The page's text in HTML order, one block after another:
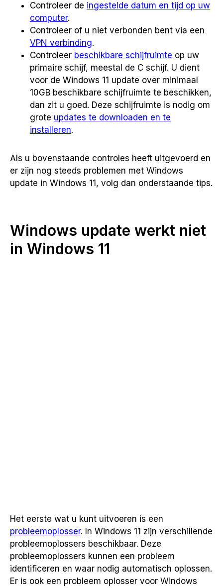
Controleer de ingestelde datum en tijd op uw
computer.
Controleer of u niet verbonden bent via een
VPN verbinding.
Controleer beschikbare schijfruimte op uw
primaire schijf, meestal de C schijf. U dient
voor de Windows 11 update over minimaal
10GB beschikbare schijfruimte te beschikken,
dan zit u goed. Deze schijfruimte is nodig om
grote updates te downloaden en te
installeren.
Als u bovenstaande controles heeft uitgevoerd en
er zijn nog steeds problemen met Windows
update in Windows 11, volg dan onderstaande tips.
Windows update werkt niet
in Windows 11
Het eerste wat u kunt uitvoeren is een
probleemoplosser. In Windows 11 zijn verschillende
probleemoplossers beschikbaar. Deze
probleemoplossers kunnen een probleem
identificeren en waar nodig automatisch oplossen.
Er is ook een probleem oplosser voor Windows